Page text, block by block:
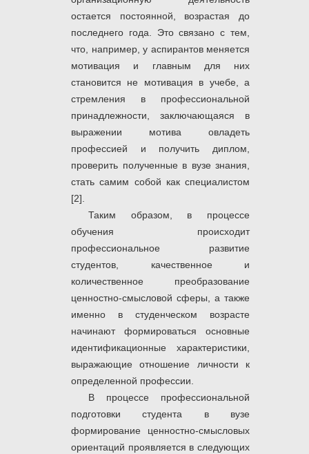
остается постоянной, возрастая до
последнего года. Это связано с тем,
что, например, у аспирантов меняется
мотивация и главным для них
становится не мотивация в учебе, а
стремления в профессиональной
принадлежности, заключающаяся в
выражении мотива овладеть
профессией и получить диплом,
проверить полученные в вузе знания,
стать самим собой как специалистом
[2].
Таким образом, в процессе
обучения происходит
профессиональное развитие
студентов, качественное и
количественное преобразование
ценностно-смысловой сферы, а также
именно в студенческом возрасте
начинают формироваться основные
идентификационные характеристики,
выражающие отношение личности к
определенной профессии.
В процессе профессиональной
подготовки студента в вузе
формирование ценностно-смысловых
ориентаций проявляется в следующих